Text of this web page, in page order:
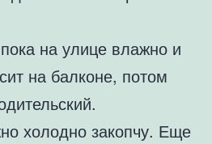
на улице влажно и
на балконе, потом
холодно закопчу. Еще